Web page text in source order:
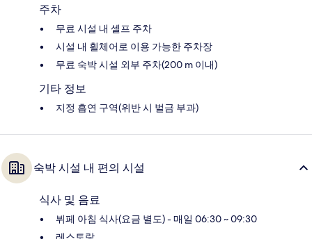
주차
무료 시설 내 셀프 주차
시설 내 휠체어로 이용 가능한 주차장
무료 숙박 시설 외부 주차(200 m 이내)
기타 정보
지정 흡연 구역(위반 시 벌금 부과)
숙박 시설 내 편의 시설
식사 및 음료
뷔페 아침 식사(요금 별도) - 매일 06:30 ~ 09:30